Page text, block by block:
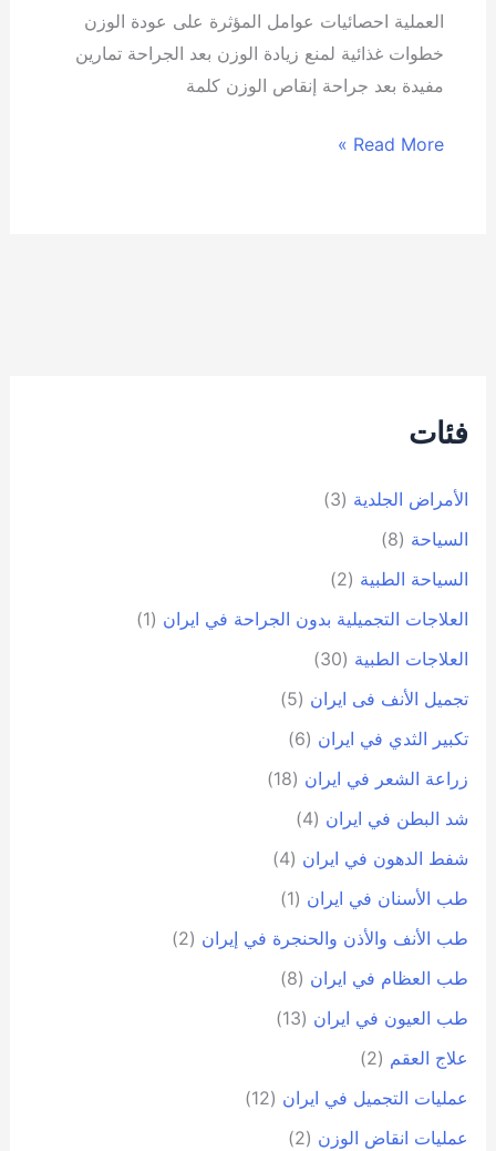
العملية احصائيات عوامل المؤثرة على عودة الوزن
خطوات غذائية لمنع زيادة الوزن بعد الجراحة تمارين
مفيدة بعد جراحة إنقاص الوزن كلمة
Read More »
فئات
الأمراض الجلدية (3)
السياحة (8)
السياحة الطبية (2)
العلاجات التجميلية بدون الجراحة في ايران (1)
العلاجات الطبية (30)
تجمیل الأنف فی ایران (5)
تكبير الثدي في ايران (6)
زراعة الشعر في ايران (18)
شد البطن في ايران (4)
شفط الدهون في ايران (4)
طب الأسنان في ايران (1)
طب الأنف والأذن والحنجرة في إيران (2)
طب العظام في ايران (8)
طب العيون في ايران (13)
علاج العقم (2)
عمليات التجميل في ايران (12)
عمليات انقاض الوزن (2)